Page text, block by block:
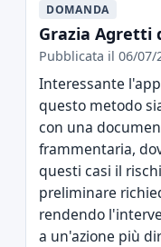
DOMANDA
Grazia Agretti
Pubblicata il 06/07/
Interessante
questo metodo
con una
frammentaria,
questi casi il
preliminare
rendendo
a un'azione più